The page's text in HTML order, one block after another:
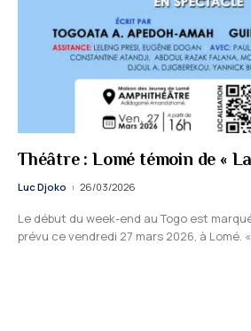
Théâtre : Lomé témoin de «
Luc Djoko 26/03/2026
Le début du week-end au Togo est
prévu ce vendredi 27 mars 2026, à Lomé.